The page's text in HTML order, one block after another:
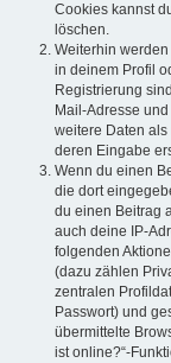
Cookies kannst
löschen.
Weiterhin
in deinem Profil
Registrierung
Mail-Adresse
weitere Daten
deren Eingabe
Wenn du einen
die dort
du einen Beitrag
auch deine IP-
folgenden
(dazu zählen
zentralen
Passwort) und
übermittelte
ist online?“-